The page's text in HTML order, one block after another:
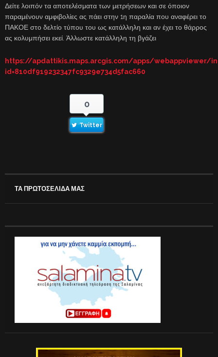
Δείτε λοιπόν τα αποτελέσματα των μετρήσεων και σε όποιον
παραμένουν αμφιβολίες ας πάει στην 1η παραλία που αναφέρει το
ΠΑΚΟΕ στο δελτίο τύπου του ως κατάλληλη και αν έχει το θάρρος
ας κολυμπήσει εκεί. Άλλωστε κατάλληλη τη βγάζει
https://apdattikis.maps.arcgis.com/apps/webappviewer/
id=810df919232347fc9329e734d5fac660
0
Twitter
ΤΑ ΠΡΩΤΟΣΕΛΙΔΑ ΜΑΣ